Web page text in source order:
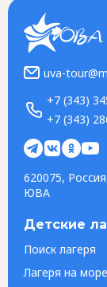
uva-
+7 (343)
+7 (343)
620075,
ЮВА
Детские
Поиск лагеря
Лагеря на море